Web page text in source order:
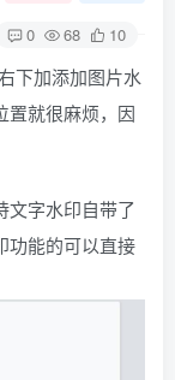
0 68 10
下加添加图片水
置就很麻烦，因
文字水印自带了
功能的可以直接